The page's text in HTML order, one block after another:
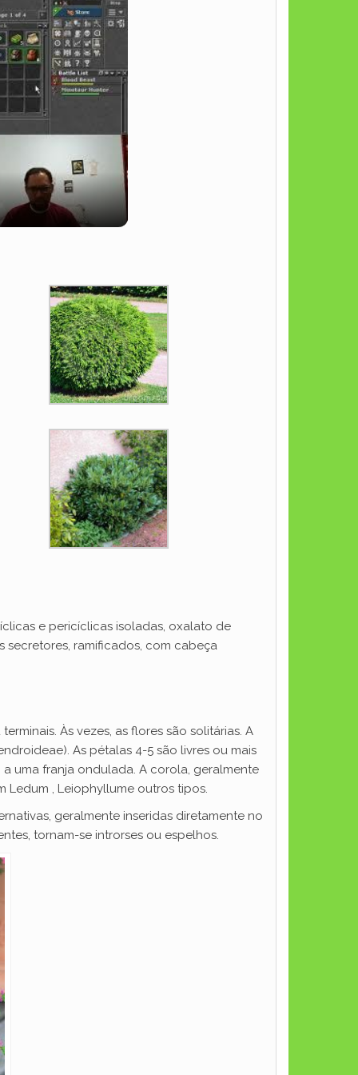
e pericíclicas isoladas, oxalato de
secretores, ramificados, com cabeça
Às vezes, as flores são solitárias. A
As pétalas 4-5 são livres ou mais
uma franja ondulada. A corola, geralmente
, Leiophyllume outros tipos.
geralmente inseridas diretamente no
tornam-se introrses ou espelhos.